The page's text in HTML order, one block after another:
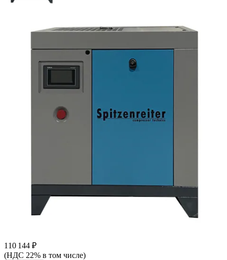
110 144 ₽
(НДС 22% в том числе)